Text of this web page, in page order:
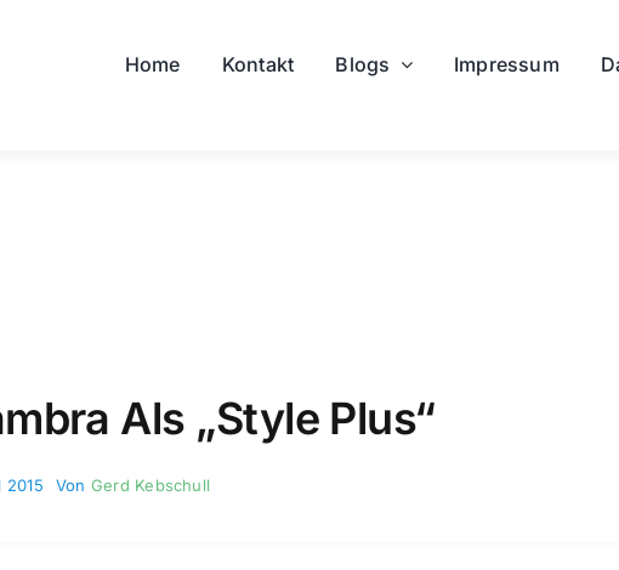
Home Kontakt Blogs Impressum
Als „Style Plus“
Von Gerd Kebschull